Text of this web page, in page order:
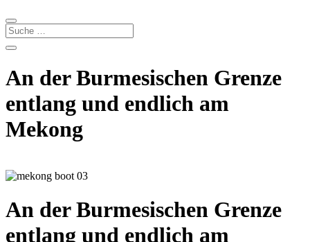
An der Burmesischen Grenze
entlang und endlich am
Mekong
An der Burmesischen Grenze
entlang und endlich am